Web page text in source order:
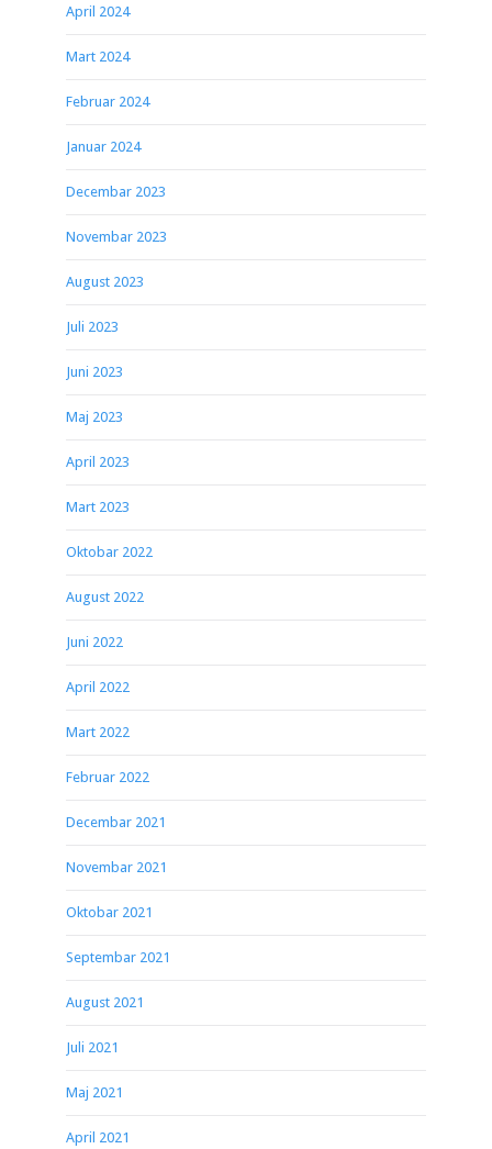
April 2024
Mart 2024
Februar 2024
Januar 2024
Decembar 2023
Novembar 2023
August 2023
Juli 2023
Juni 2023
Maj 2023
April 2023
Mart 2023
Oktobar 2022
August 2022
Juni 2022
April 2022
Mart 2022
Februar 2022
Decembar 2021
Novembar 2021
Oktobar 2021
Septembar 2021
August 2021
Juli 2021
Maj 2021
April 2021